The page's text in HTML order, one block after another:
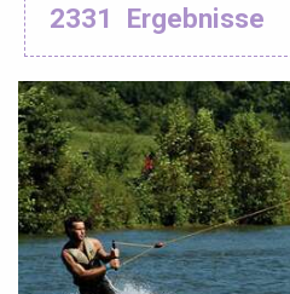
2331 Ergebnisse